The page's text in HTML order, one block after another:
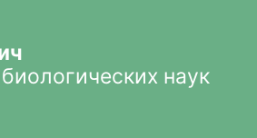
наук